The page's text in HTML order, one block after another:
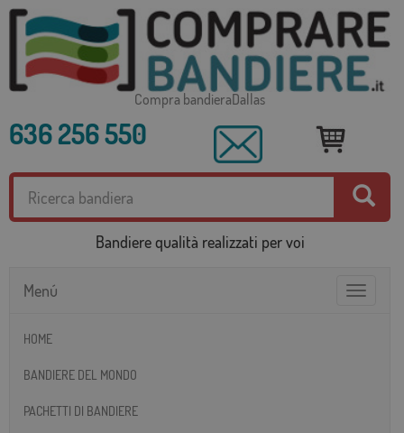
Compra bandieraDallas
636 256 550
Bandiere qualità realizzati per voi
Toggle
Menú
HOME
BANDIERE DEL MONDO
PACHETTI DI BANDIERE